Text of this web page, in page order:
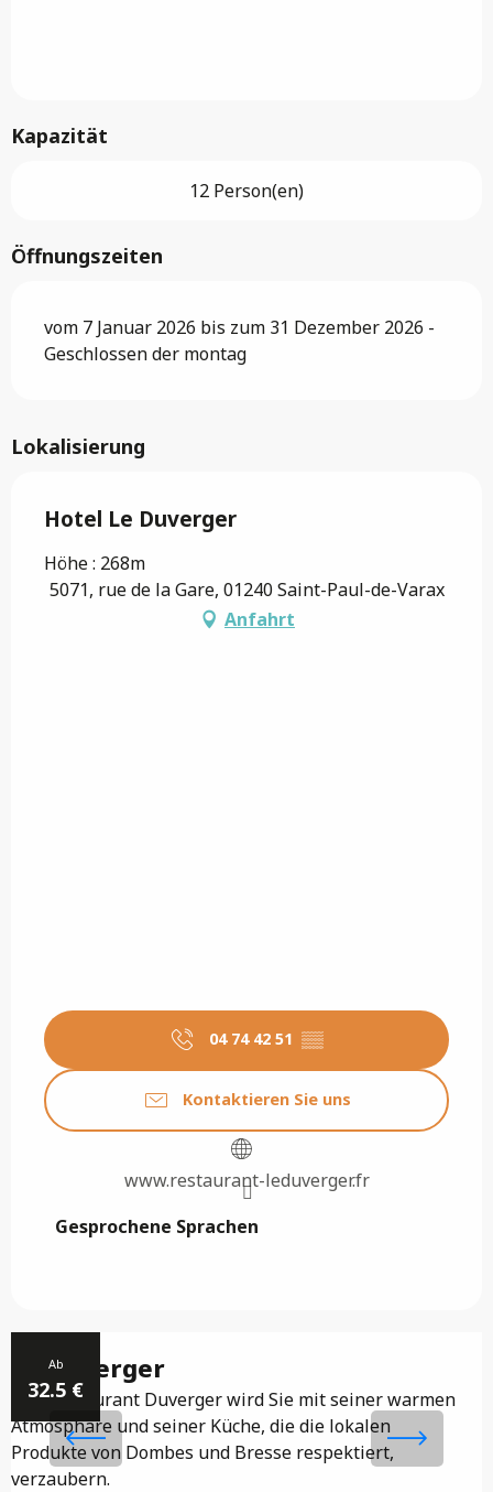
Kapazität
12 Person(en)
Öffnungszeiten
vom 7 Januar 2026 bis zum 31 Dezember 2026 -
Geschlossen der montag
Lokalisierung
Hotel Le Duverger
Höhe : 268m
5071, rue de la Gare, 01240 Saint-Paul-de-Varax
Anfahrt
04 74 42 51 ▒▒
Kontaktieren Sie uns
www.restaurant-leduverger.fr
Gesprochene Sprachen
Gesprochene Sprachen
Ab
32.5 €
Le Duverger
Das Restaurant Duverger wird Sie mit seiner warmen
Atmosphäre und seiner Küche, die die lokalen
Produkte von Dombes und Bresse respektiert,
verzaubern.